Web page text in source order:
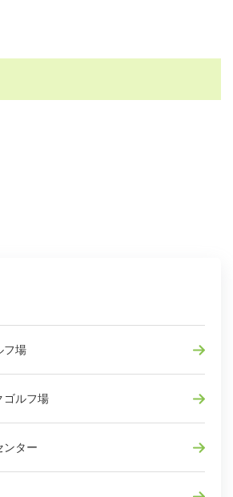
フ場
ゴルフ場
ンター